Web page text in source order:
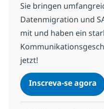
Sie bringen
Datenmigration und
mit und haben ein
jetzt!
Inscreva-se agora